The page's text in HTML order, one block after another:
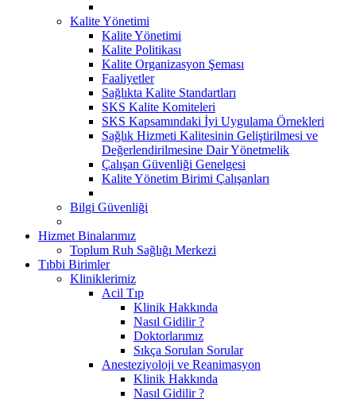
Kalite Yönetimi
Kalite Yönetimi
Kalite Politikası
Kalite Organizasyon Şeması
Faaliyetler
Sağlıkta Kalite Standartları
SKS Kalite Komiteleri
SKS Kapsamındaki İyi Uygulama Örnekleri
Sağlık Hizmeti Kalitesinin Geliştirilmesi ve
Değerlendirilmesine Dair Yönetmelik
Çalışan Güvenliği Genelgesi
Kalite Yönetim Birimi Çalışanları
Bilgi Güvenliği
Hizmet Binalarımız
Toplum Ruh Sağlığı Merkezi
Tıbbi Birimler
Kliniklerimiz
Acil Tıp
Klinik Hakkında
Nasıl Gidilir ?
Doktorlarımız
Sıkça Sorulan Sorular
Anesteziyoloji ve Reanimasyon
Klinik Hakkında
Nasıl Gidilir ?